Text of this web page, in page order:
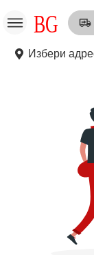
НО
Избери